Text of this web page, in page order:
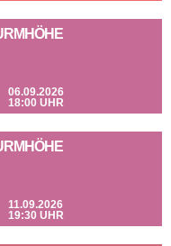
06.09.2026
18:00 UHR
11.09.2026
19:30 UHR